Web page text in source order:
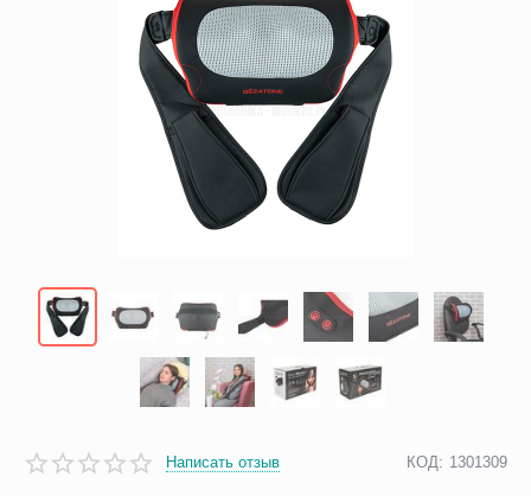
Написать отзыв КОД: 1301309